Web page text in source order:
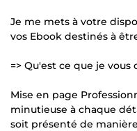
Je me mets à votre
vos Ebook destinés à
=> Qu'est ce que je vous
Mise en page
minutieuse à chaque
soit présenté de